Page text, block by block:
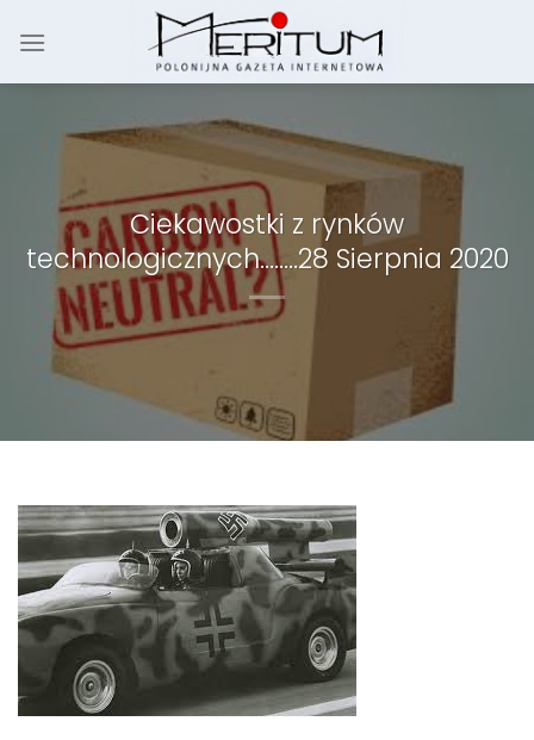
Ciekawostki z rynków
technologicznych……..28 Sierpnia 2020